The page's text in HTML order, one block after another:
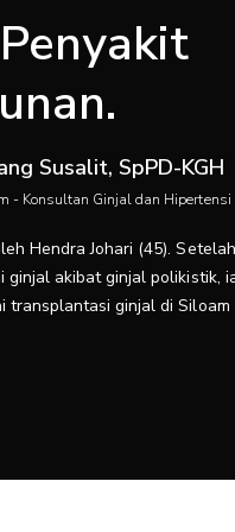
Susalit, SpPD-KGH
- Konsultan Ginjal dan Hipertensi
Hendra Johari (45). Setelah
ginjal akibat ginjal polikistik,
transplantasi ginjal di Siloam